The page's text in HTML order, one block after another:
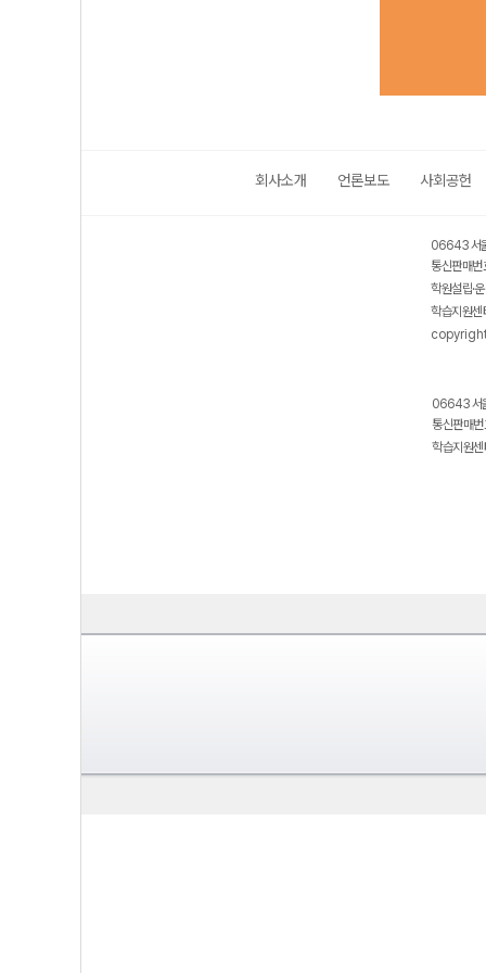
회사소개 언론보도 사회공헌
06643 서
통신판매
학원설립·
학습지원
06643 서
통신판매
학습지원